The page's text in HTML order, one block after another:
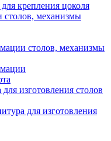
крепления цоколя
механизмы
столов, механизмы
изготовления столов
для изготовления